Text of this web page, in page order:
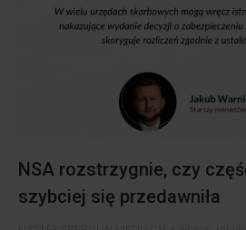
NSA rozstrzygnie, czy
szybciej się przedawniła